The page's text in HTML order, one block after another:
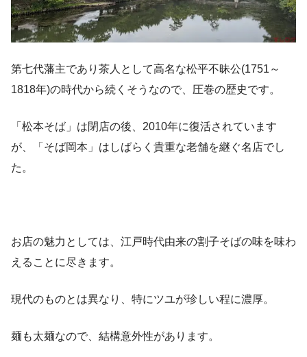
第七代藩主であり茶人として高名な松平不昧公(1751～
1818年)の時代から続くそうなので、圧巻の歴史です。
「松本そば」は閉店の後、2010年に復活されています
が、「そば岡本」はしばらく貴重な老舗を継ぐ名店でし
た。
お店の魅力としては、江戸時代由来の割子そばの味を味わ
えることに尽きます。
現代のものとは異なり、特にツユが珍しい程に濃厚。
麺も太麺なので、結構意外性があります。